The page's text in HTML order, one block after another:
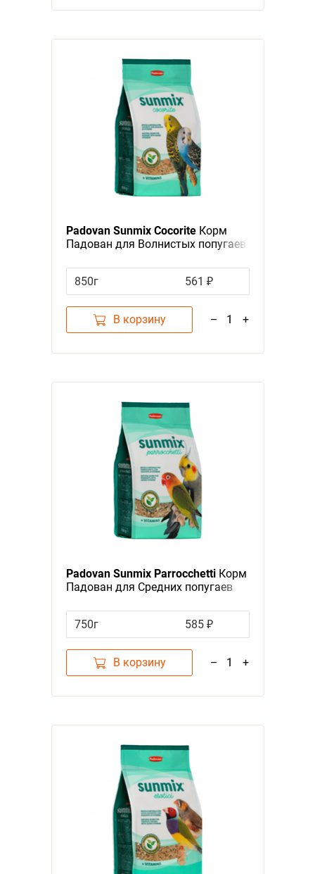
Padovan Sunmix CocoriteКорм
Падован для Волнистых попугаев
850г
561 ₽
В корзину – 1 +
Padovan Sunmix ParrocchettiКорм
Падован для Средних попугаев
750г
585 ₽
В корзину – 1 +